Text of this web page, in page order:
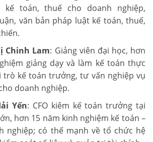
kế toán, thuế cho doanh nghiệp,
văn bản pháp luật kế toán, thuế,
Chinh Lam: Giảng viên đại học, hơn
giảng dạy và làm kế toán thực
trò kế toán trưởng, tư vấn nghiệp vụ
doanh nghiệp.
Yến: CFO kiêm kế toán trưởng tại
hơn 15 năm kinh nghiệm kế toán –
nghiệp; có thế mạnh về tổ chức hệ